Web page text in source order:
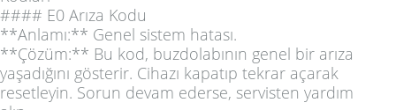
#### E0 Arıza Kodu
**Anlamı:** Genel sistem hatası.
**Çözüm:** Bu kod, buzdolabının genel bir arıza
yaşadığını gösterir. Cihazı kapatıp tekrar açarak
resetleyin. Sorun devam ederse, servisten yardım